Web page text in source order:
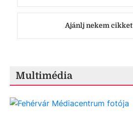
Ajánlj nekem cikket
Multimédia